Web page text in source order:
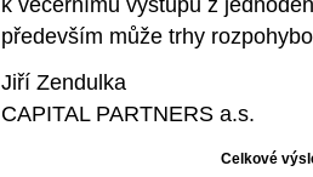
především může trhy
Jiří Zendulka
CAPITAL PARTNERS a.s.
Celkové